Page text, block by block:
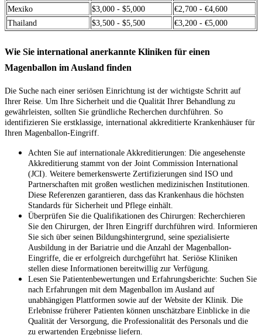
Mexiko
$3,000 - $5,000
€2,700 - €4,600
Thailand
$3,500 - $5,500 €3,200 - €5,000
Wie Sie international anerkannte Kliniken für einen
Magenballon im Ausland finden
Die Suche nach einer seriösen Einrichtung ist der wichtigste Schritt auf
Ihrer Reise. Um Ihre Sicherheit und die Qualität Ihrer Behandlung zu
gewährleisten, sollten Sie gründliche Recherchen durchführen. So
identifizieren Sie erstklassige, international akkreditierte Krankenhäuser für
Ihren Magenballon-Eingriff.
Achten Sie auf internationale Akkreditierungen: Die angesehenste
Akkreditierung stammt von der Joint Commission International
(JCI). Weitere bemerkenswerte Zertifizierungen sind ISO und
Partnerschaften mit großen westlichen medizinischen Institutionen.
Diese Referenzen garantieren, dass das Krankenhaus die höchsten
Standards für Sicherheit und Pflege einhält.
Überprüfen Sie die Qualifikationen des Chirurgen: Recherchieren
Sie den Chirurgen, der Ihren Eingriff durchführen wird. Informieren
Sie sich über seinen Bildungshintergrund, seine spezialisierte
Ausbildung in der Bariatrie und die Anzahl der Magenballon-
Eingriffe, die er erfolgreich durchgeführt hat. Seriöse Kliniken
stellen diese Informationen bereitwillig zur Verfügung.
Lesen Sie Patientenbewertungen und Erfahrungsberichte: Suchen Sie
nach Erfahrungen mit dem Magenballon im Ausland auf
unabhängigen Plattformen sowie auf der Website der Klinik. Die
Erlebnisse früherer Patienten können unschätzbare Einblicke in die
Qualität der Versorgung, die Professionalität des Personals und die
zu erwartenden Ergebnisse liefern.